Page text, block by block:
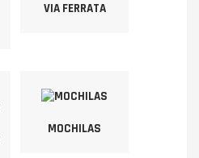
VIA FERRATA
MOCHILAS